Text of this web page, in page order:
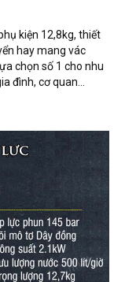
kiện 12,8kg, thiết
hay mang vác
chọn số 1 cho nhu
đình, cơ quan...